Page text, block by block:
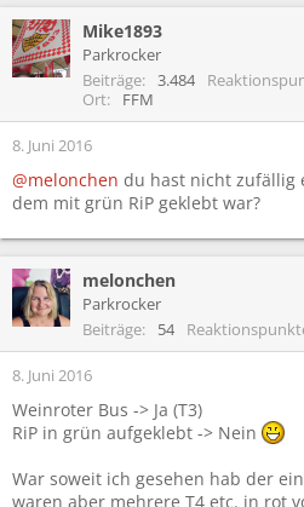
k
t
i
n
:
Mike1893
Parkrocker
Beiträge
3.484
Ort
FFM
8. Juni 2016
@melonchen du hast nicht zufällig
dem mit grün RiP geklebt war?
melonchen
Parkrocker
Beiträge
54
8. Juni 2016
Weinroter Bus -> Ja (T3)
RiP in grün aufgeklebt -> Nein
War soweit ich gesehen hab der
waren aber mehrere T4 etc. in rot